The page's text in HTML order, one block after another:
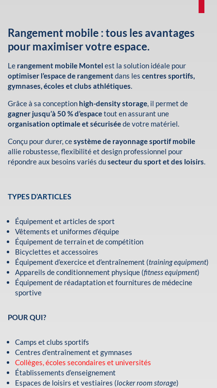
Rangement mobile : tous les avantages
pour maximiser votre espace.
Le rangement mobile Montel est la solution idéale pour
optimiser l’espace de rangementdans les centres sportifs,
gymnases, écoles et clubs athlétiques.
Grâce à sa conception high-density storage, il permet de
gagner jusqu’à 50 % d’espacetout en assurant une
organisation optimale et sécuriséede votre matériel.
Conçu pour durer, cesystème de rayonnage sportif mobile
allie robustesse, flexibilité et design professionnel pour
répondre aux besoins variés dusecteur du sport et des loisirs.
TYPES D’ARTICLES
Équipement et articles de sport
Vêtements et uniformes d’équipe
Équipement de terrain et de compétition
Bicyclettes et accessoires
Équipement d’exercice et d’entraînement (training equipment)
Appareils de conditionnement physique (fitness equipment)
Équipement de réadaptation et fournitures de médecine
sportive
POUR QUI?
Camps et clubs sportifs
Centres d’entraînement et gymnases
Collèges, écoles secondaires et universités
Établissements d’enseignement
Espaces de loisirs et vestiaires (locker room storage)